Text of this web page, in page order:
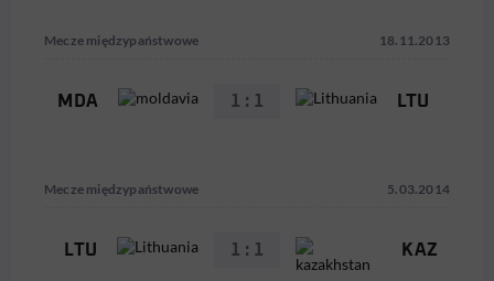
Mecze międzypaństwowe 18.11.2013
MDA 1 : 1 LTU
Mecze międzypaństwowe 5.03.2014
LTU 1 : 1 KAZ